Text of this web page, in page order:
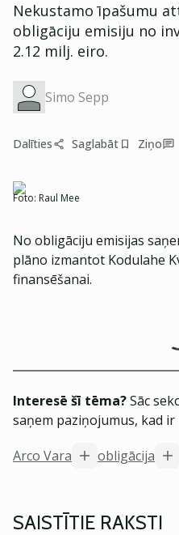
Nekustamo īpašumu
obligāciju emisiju no
2.12 milj. eiro.
Simo Sepp
Dalīties Saglabāt Ziņo
Foto: Raul Mee
No obligāciju emisijas
plāno izmantot Kodulahe
finansēšanai.
Interesē šī tēma?Sāc
saņem paziņojumus, kad
Arco Vara
obligācija
SAISTĪTIE RAKSTI